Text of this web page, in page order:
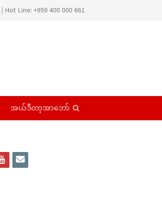
| Hot Line: +959 400 000 661
အယ်ဒီတာ့အာဘော်
y
e